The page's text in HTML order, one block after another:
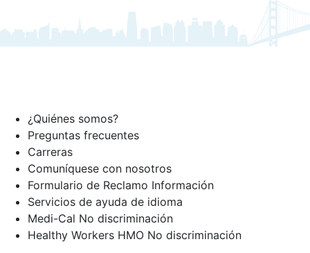
¿Quiénes somos?
Preguntas frecuentes
Carreras
Comuníquese con nosotros
Formulario de Reclamo Información
Servicios de ayuda de idioma
Medi-Cal No discriminación
Healthy Workers HMO No discriminación